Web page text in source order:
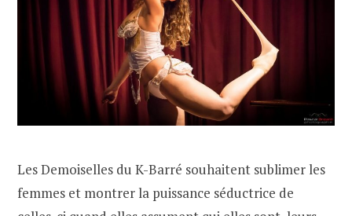
Les Demoiselles du K-Barré souhaitent sublimer les
femmes et montrer la puissance séductrice de